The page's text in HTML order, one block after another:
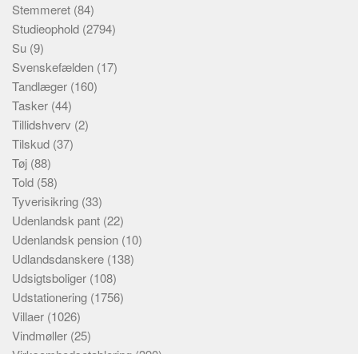
Stemmeret (84)
Studieophold (2794)
Su (9)
Svenskefælden (17)
Tandlæger (160)
Tasker (44)
Tillidshverv (2)
Tilskud (37)
Tøj (88)
Told (58)
Tyverisikring (33)
Udenlandsk pant (22)
Udenlandsk pension (10)
Udlandsdanskere (138)
Udsigtsboliger (108)
Udstationering (1756)
Villaer (1026)
Vindmøller (25)